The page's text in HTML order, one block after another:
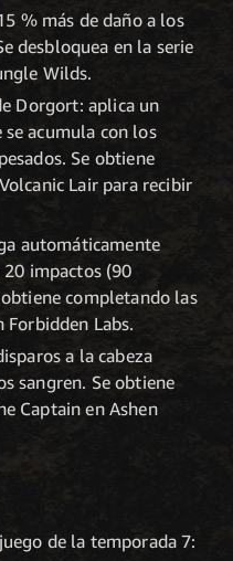
% más de daño a los
desbloquea en la serie
Wilds.
Dorgort: aplica un
acumula con los
Se obtiene
Lair para recibir
automáticamente
impactos (90
completando las
Labs.
a la cabeza
sangren. Se obtiene
Captain en Ashen
de la temporada 7: